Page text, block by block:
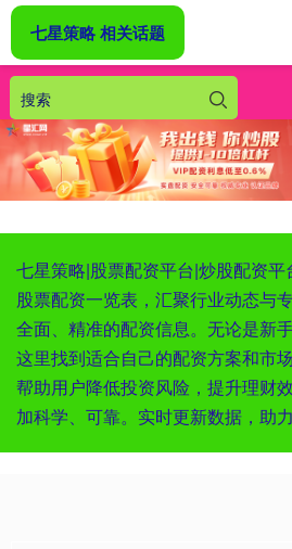
七星策略|股票配资平台|炒股配资
股票配资一览表，汇聚行业动态与
全面、精准的配资信息。无论是新
这里找到适合自己的配资方案和市
帮助用户降低投资风险，提升理财
加科学、可靠。实时更新数据，助
七星策略 相关话题